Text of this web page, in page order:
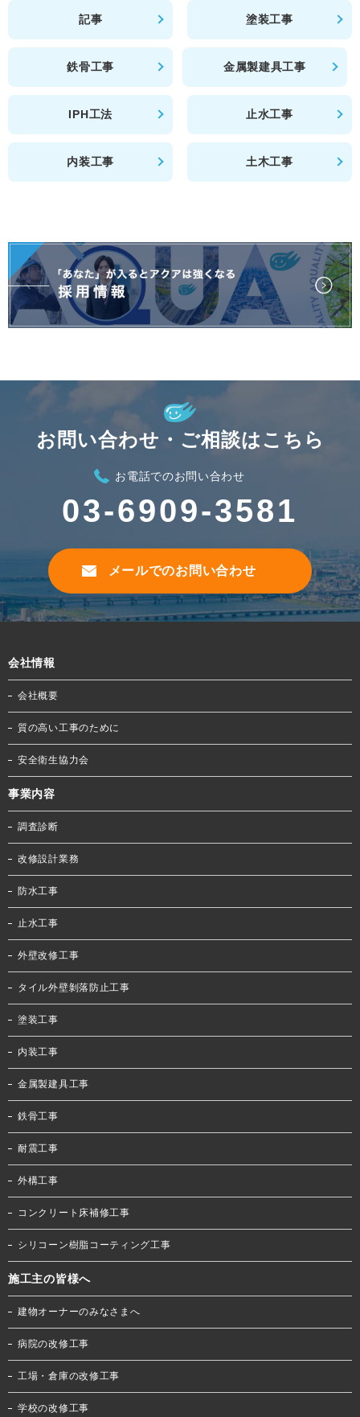
記事 塗装工事
鉄骨工事 金属製建具工事
IPH工法 止水工事
内装工事 土木工事
お問い合わせ・ご相談はこちら
お電話でのお問い合わせ
03-6909-3581
メールでのお問い合わせ
会社情報
会社概要
質の高い工事のために
安全衛生協力会
事業内容
調査診断
改修設計業務
防水工事
止水工事
外壁改修工事
タイル外壁剝落防止工事
塗装工事
内装工事
金属製建具工事
鉄骨工事
耐震工事
外構工事
コンクリート床補修工事
シリコーン樹脂コーティング工事
施工主の皆様へ
建物オーナーのみなさまへ
病院の改修工事
工場・倉庫の改修工事
学校の改修工事